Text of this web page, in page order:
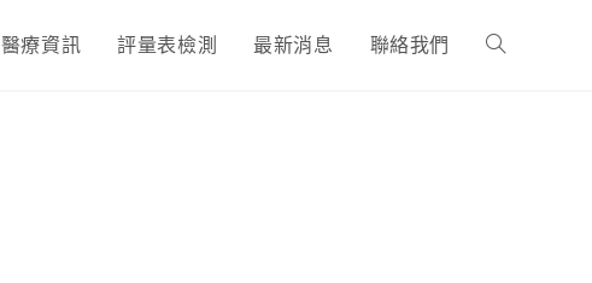
醫療資訊 評量表檢測 最新消息 聯絡我們